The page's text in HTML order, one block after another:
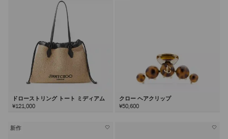
ドローストリング トート ミディアム
¥121,000
クロー ヘアクリップ
¥50,600
新作